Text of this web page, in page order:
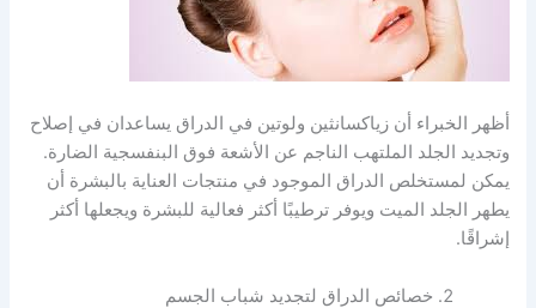
أظهر الخبراء أن زياكسانثين ولوتين في الدراق يساعدان في إصلاح
وتجديد الجلد الملتهب الناجم عن الأشعة فوق البنفسجية الضارة.
يمكن لمستخلص الدراق الموجود في منتجات العناية بالبشرة أن
يطهر الجلد الميت ويوفر ترطيبًا أكثر فعالية للبشرة ويجعلها أكثر
إشراقًا.
خصائص الدراق لتجديد شباب الجسم